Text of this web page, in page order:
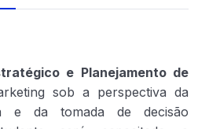
e Planejamento de
sob a perspectiva da
e da tomada de decisão